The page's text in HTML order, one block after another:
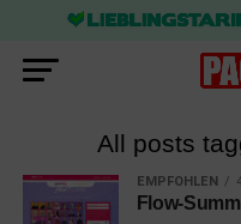
All posts
EMPFOHLEN
Flow-